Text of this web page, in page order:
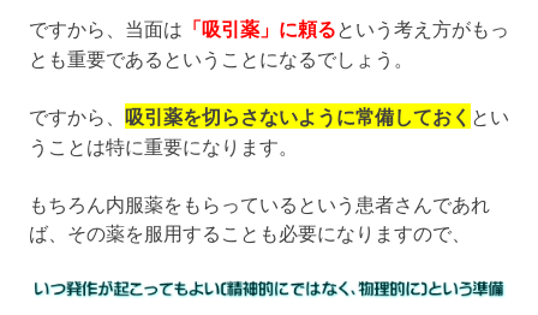
ですから、当面は 「吸引薬」に頼る という考え方がもっ
とも重要であるということになるでしょう。
ですから、 吸引薬を切らさないように常備しておく とい
うことは特に重要になります。
もちろん内服薬をもらっているという患者さんであれ
ば、その薬を服用することも必要になりますので、